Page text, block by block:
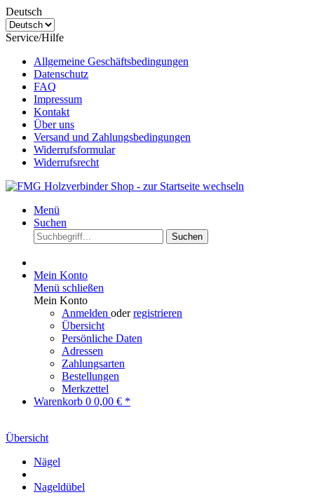
Deutsch
Service/Hilfe
Allgemeine Geschäftsbedingungen
Datenschutz
FAQ
Impressum
Kontakt
Über uns
Versand und Zahlungsbedingungen
Widerrufsformular
Widerrufsrecht
Menü
Suchen
Suchen
Mein Konto
Menü schließen
Mein Konto
Anmelden oderregistrieren
Übersicht
Persönliche Daten
Adressen
Zahlungsarten
Bestellungen
Merkzettel
Warenkorb 0 0,00 € *
Übersicht
Nägel
Nageldübel